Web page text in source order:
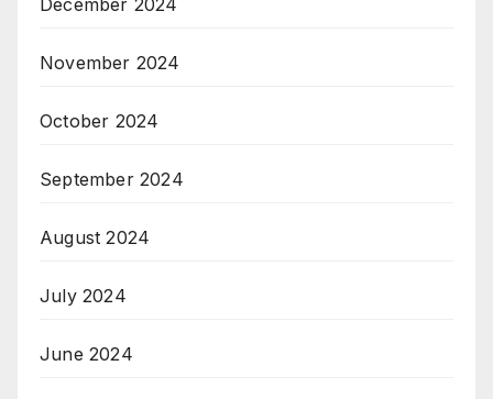
December 2024
November 2024
October 2024
September 2024
August 2024
July 2024
June 2024